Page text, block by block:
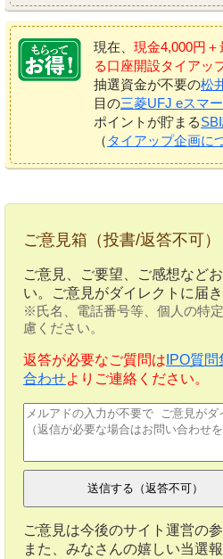
現在、 現金4,000円＋
る口座開設タイアッ
抽選資金が不要の松
目の三菱UFJ eスマ
ポイントが貯まる
（ タイアップ企画に
ご意見箱（投書/返答不可）
ご意見、ご要望、ご感想など
い。ご意見がダイレクトに届き
※氏名、電話番号等、個人の特
慮ください。
返答が必要なご質問は IPO質問
合わせよりご連絡ください。
ご意見は今後のサイト運営の
また、みなさんの嬉しい当選